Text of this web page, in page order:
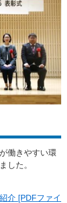
働きやすい環
した。
介 [PDFファイ